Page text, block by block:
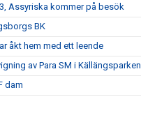
Assyriska kommer på besök
BK
åkt hem med ett leende
av Para SM i Källängsparken
dam